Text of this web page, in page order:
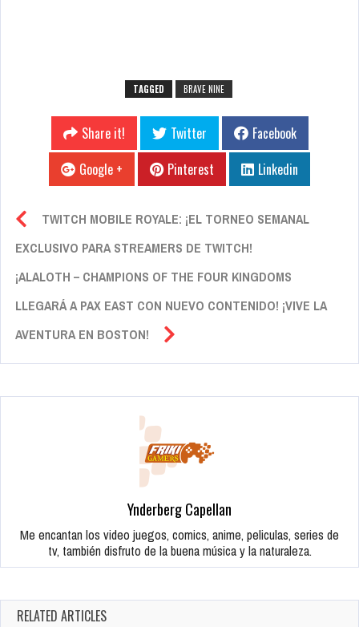
TAGGED BRAVE NINE
Share it! Twitter
Facebook
Google +
Pinterest Linkedin
TWITCH MOBILE ROYALE: ¡EL TORNEO SEMANAL
EXCLUSIVO PARA STREAMERS DE TWITCH!
¡ALALOTH – CHAMPIONS OF THE FOUR KINGDOMS
LLEGARÁ A PAX EAST CON NUEVO CONTENIDO! ¡VIVE LA
AVENTURA EN BOSTON!
Ynderberg Capellan
Me encantan los video juegos, comics, anime, peliculas, series de
tv, también disfruto de la buena música y la naturaleza.
RELATED ARTICLES